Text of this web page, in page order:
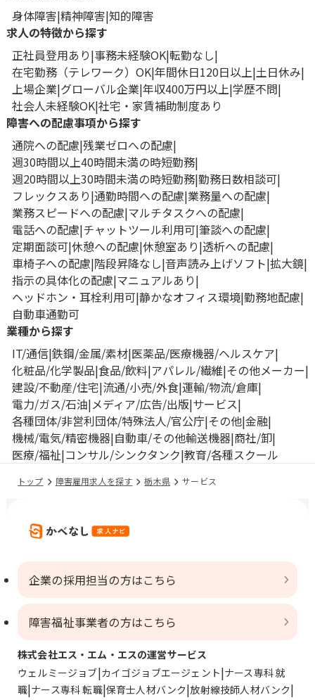
身体障害 精神障害 知的障害
求人の特徴から探す
正社員登用あり 事務未経験OK 転勤なし
在宅勤務（テレワーク）OK 年間休日120日以上 土日休み
上場企業 グローバル企業 年収400万円以上 学歴不問
社会人未経験OK 社宅・家賃補助制度あり
障害への配慮事項から探す
通院への配慮 残業ゼロへの配慮
週30時間以上40時間未満の時短勤務
週20時間以上30時間未満の時短勤務 勤務日数相談可
フレックスあり 通勤時間への配慮 業務量への配慮
業務スピードへの配慮 マルチタスクへの配慮
電話への配慮 チャットツール利用可 筆談への配慮
定期面談可 休憩への配慮 休憩室あり 透析への配慮
車椅子への配慮 階段昇降なし 音声読み上げソフト 拡大鏡
指示の具体化の配慮 マニュアルあり
ヘッドホン・耳栓利用可 静かなオフィス環境 勤務地配慮
自動車通勤可
業種から探す
IT/通信 鉄鋼/金属/素材 医薬品/医療機器/ヘルスケア
化粧品/化学製品 食品/飲料 アパレル/繊維 その他メーカー
建設/不動産/住宅 流通/小売/外食 運輸/物流/倉庫
電力/ガス/石油 メディア/広告/出版 サービス
各種団体/非営利団体/特殊法人/官公庁 その他 金融
機械/電気/精密機器 自動車/その他輸送機器 商社/卸
医療/福祉 コンサル/シンクタンク 教育/各種スクール
トップ 障害雇用求人を探す 栃木県 サービス
企業の採用担当の方はこちら
障害福祉事業者の方はこちら
株式会社エス・エム・エスの運営サービス
ウェルミージョブ カイゴジョブエージェント ナース専科 就
職 ナース専科 転職 保育士人材バンク 放射線技師人材バンク